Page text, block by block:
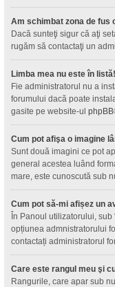
Am schimbat zona de fus
Dacă sunteţi sigur că aţi
rugăm să contactaţi un
Limba mea nu este în listă!
Fie administratorul nu a
forumului dacă poate
gasite pe website-ul phpBB
Cum pot afişa o imagine
Sunt două imagini ce pot
general acestea luând
mare, este cunoscută sub
Cum pot să-mi afișez un
În Panoul utilizatorului,
opțiunea admnistratorului
contactați administratorul
Care este rangul meu şi
Rangurile, care apar sub